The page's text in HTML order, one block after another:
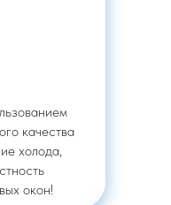
качества
холода,
окон!